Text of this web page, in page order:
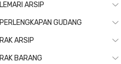
LEMARI ARSIP
PERLENGKAPAN GUDANG
RAK ARSIP
RAK BARANG